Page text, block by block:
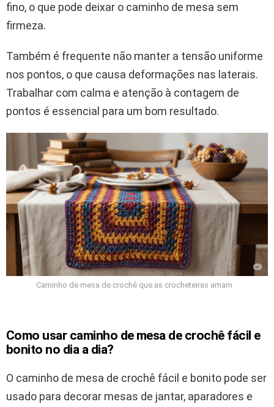
fino, o que pode deixar o caminho de mesa sem
firmeza.
Também é frequente não manter a tensão uniforme
nos pontos, o que causa deformações nas laterais.
Trabalhar com calma e atenção à contagem de
pontos é essencial para um bom resultado.
Caminho de mesa de crochê que as crocheteiras amam
Como usar caminho de mesa de crochê fácil e
bonito no dia a dia?
O caminho de mesa de crochê fácil e bonito pode ser
usado para decorar mesas de jantar, aparadores e